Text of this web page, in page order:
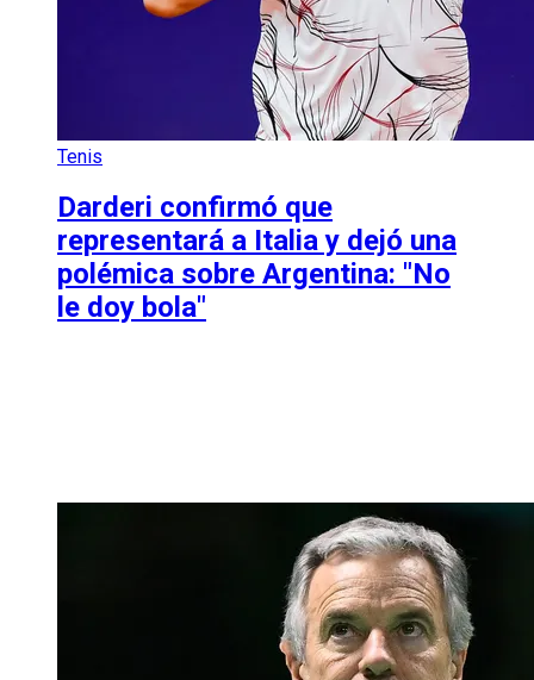
Tenis
Darderi confirmó que
representará a Italia y dejó una
polémica sobre Argentina: "No
le doy bola"